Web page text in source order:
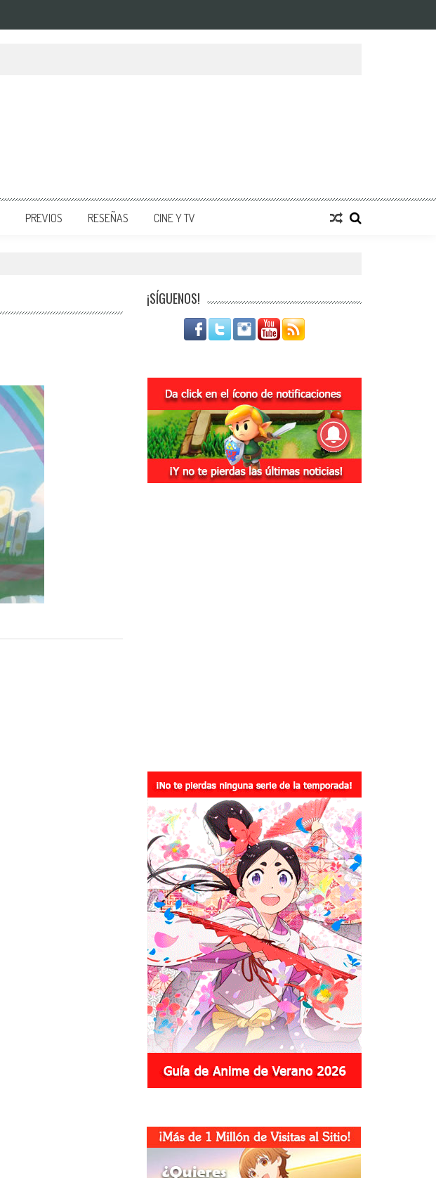
PREVIOS RESEÑAS CINE Y TV
¡SÍGUENOS!